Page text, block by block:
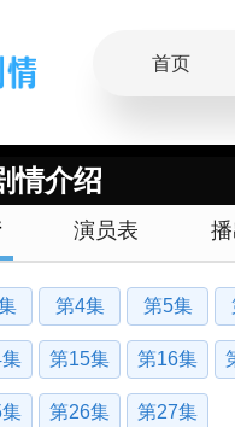
首页
情介绍
演员表
第4集 第5集
第15集 第16集
第26集 第27集